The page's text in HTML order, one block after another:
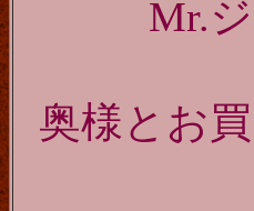
Mr.
奥様とお